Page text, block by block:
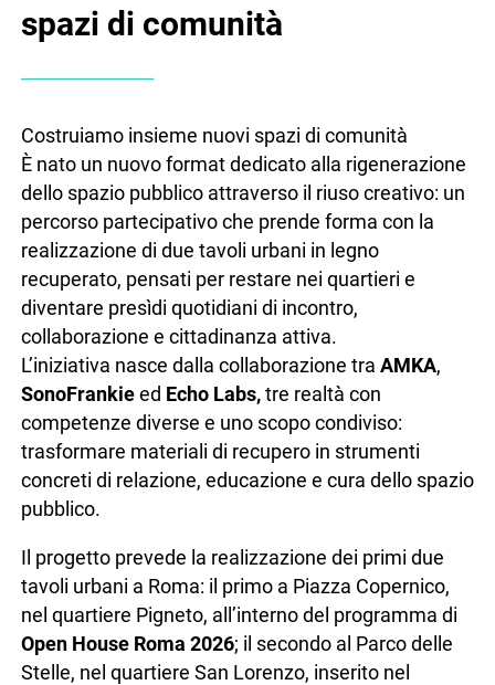
spazi di comunità
Costruiamo insieme nuovi spazi di comunità
È nato un nuovo format dedicato alla rigenerazione
dello spazio pubblico attraverso il riuso creativo: un
percorso partecipativo che prende forma con la
realizzazione di due tavoli urbani in legno
recuperato, pensati per restare nei quartieri e
diventare presìdi quotidiani di incontro,
collaborazione e cittadinanza attiva.
L’iniziativa nasce dalla collaborazione tra AMKA,
SonoFrankieed Echo Labs,tre realtà con
competenze diverse e uno scopo condiviso:
trasformare materiali di recupero in strumenti
concreti di relazione, educazione e cura dello spazio
pubblico.
Il progetto prevede la realizzazione dei primi due
tavoli urbani a Roma: il primo a Piazza Copernico,
nel quartiere Pigneto, all’interno del programma di
Open House Roma 2026; il secondo al Parco delle
Stelle, nel quartiere San Lorenzo, inserito nel